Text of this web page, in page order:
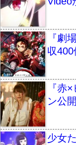
『劇
収
『赤
ン公
少女